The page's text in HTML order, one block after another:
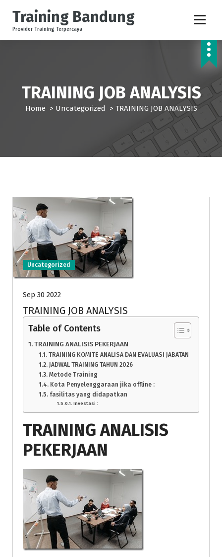
p
Training Bandung
Provider Training Terpercaya
TRAINING JOB ANALYSIS
Home > Uncategorized > TRAINING JOB ANALYSIS
Uncategorized
Sep 30 2022
TRAINING JOB ANALYSIS
Table of Contents
TRAINING ANALISIS PEKERJAAN
TRAINING KOMITE ANALISA DAN EVALUASI JABATAN
JADWAL TRAINING TAHUN 2026
Metode Training
Kota Penyelenggaraan jika offline :
fasilitas yang didapatkan
Investasi :
TRAINING ANALISIS
PEKERJAAN